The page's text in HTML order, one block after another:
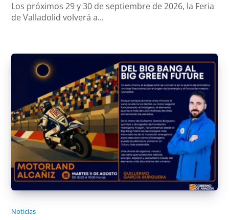
Los próximos 29 y 30 de septiembre de 2026, la Feria
de Valladolid volverá a...
Noticias